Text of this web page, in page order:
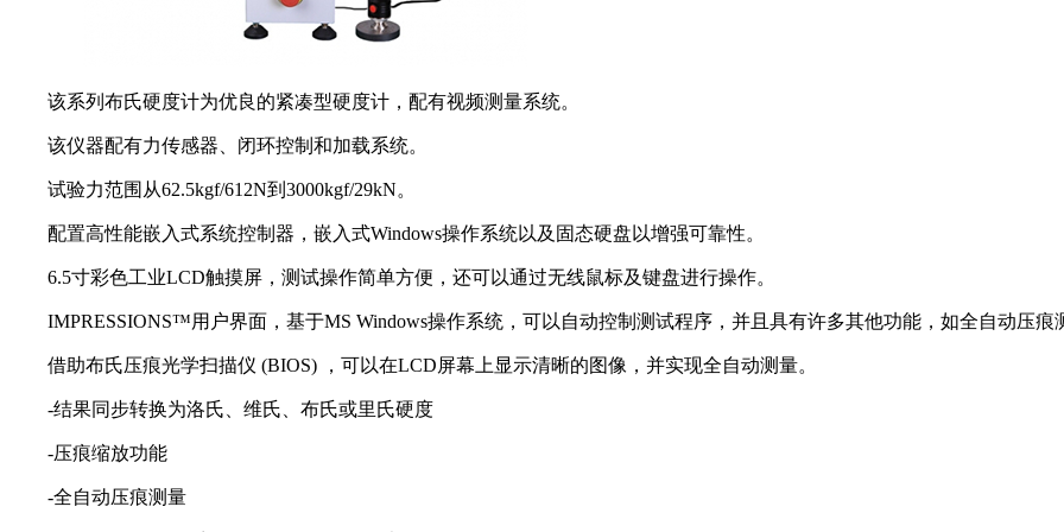
该系列布氏硬度计为优良的紧凑型硬度计，配有视频测量系统。
该仪器配有力传感器、闭环控制和加载系统。
试验力范围从62.5kgf/612N到3000kgf/29kN。
配置高性能嵌入式系统控制器，嵌入式Windows操作系统以及固态硬盘以增强可靠性。
6.5寸彩色工业LCD触摸屏，测试操作简单方便，还可以通过无线鼠标及键盘进行操作。
IMPRESSIONS™用户界面，基于MS Windows操作系统，可以自动控制测试程序，并且具有许多其他功能，如全自动压痕
借助布氏压痕光学扫描仪 (BIOS) ，可以在LCD屏幕上显示清晰的图像，并实现全自动测量。
-结果同步转换为洛氏、维氏、布氏或里氏硬度
-压痕缩放功能
-全自动压痕测量